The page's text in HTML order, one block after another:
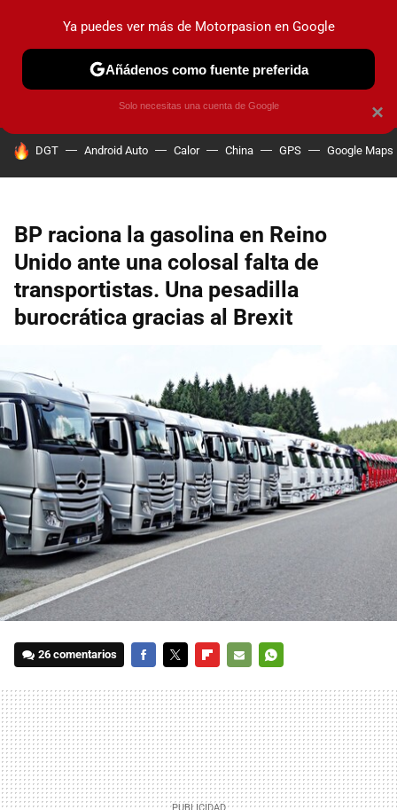
PRUEBAS COCHES ELÉCTRICOS OBSERVATORIO
HOY SE HABLA DE
DGT Android Auto Calor China GPS Google Maps
BP raciona la gasolina en Reino
Unido ante una colosal falta de
transportistas. Una pesadilla
burocrática gracias al Brexit
26 comentarios
MAIL
×
Ya puedes ver más de Motorpasion en Google
Añádenos como fuente preferida
Solo necesitas una cuenta de Google